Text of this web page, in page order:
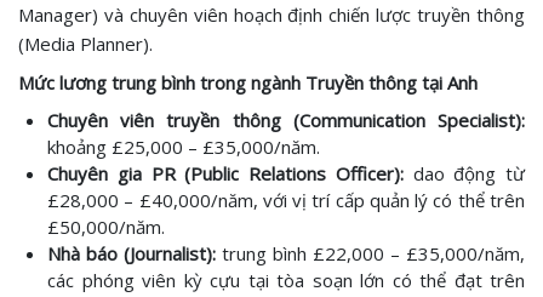
Manager) và chuyên viên hoạch định chiến lược truyền thông
(Media Planner).
Mức lương trung bình trong ngành Truyền thông tại Anh
Chuyên viên truyền thông (Communication Specialist):
khoảng £25,000 – £35,000/năm.
Chuyên gia PR (Public Relations Officer):dao động từ
£28,000 – £40,000/năm, với vị trí cấp quản lý có thể trên
£50,000/năm.
Nhà báo (Journalist): trung bình £22,000 – £35,000/năm,
các phóng viên kỳ cựu tại tòa soạn lớn có thể đạt trên